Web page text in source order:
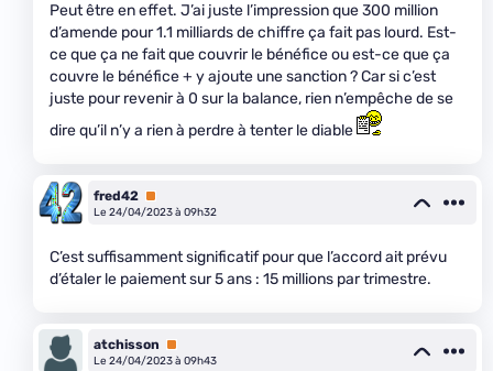
Peut être en effet. J’ai juste l’impression que 300 million
d’amende pour 1.1 milliards de chiffre ça fait pas lourd. Est-
ce que ça ne fait que couvrir le bénéfice ou est-ce que ça
couvre le bénéfice + y ajoute une sanction ? Car si c’est
juste pour revenir à 0 sur la balance, rien n’empêche de se
dire qu’il n’y a rien à perdre à tenter le diable
fred42 Premium
Le 24/04/2023 à 09h32
C’est suffisamment significatif pour que l’accord ait prévu
d’étaler le paiement sur 5 ans : 15 millions par trimestre.
atchisson
Premium
Le 24/04/2023 à 09h43